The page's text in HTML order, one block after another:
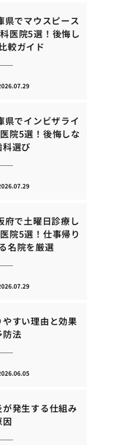
県でマウスピース
医院5選！後悔し
較ガイド
県でインビザライ
院5選！後悔しな
科選び
府で土曜日診療し
院5選！仕事帰り
名院を厳選
すい理由と効果
防法
発生する仕組み
因